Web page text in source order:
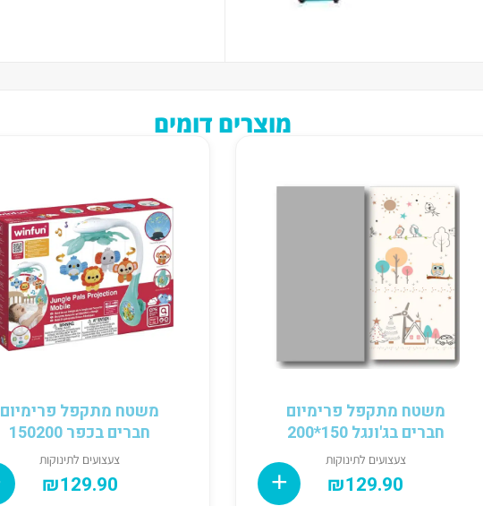
מוצרים דומים
משטח מתקפל פרימיום
חברים בג'ונגל 150*200
צעצועים לתינוקות
₪129.90
משטח מתקפל פרימיום
חברים בכפר 150200
צעצועים לתינוקות
₪129.90